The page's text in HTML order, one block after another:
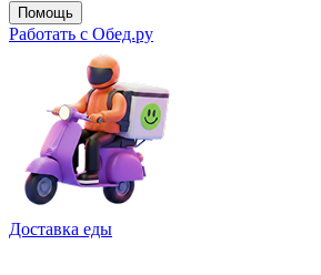
Помощь
Работать с Обед.ру
Доставка еды